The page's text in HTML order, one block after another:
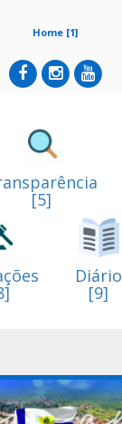
Home [1]
[5]
Diário
[9]